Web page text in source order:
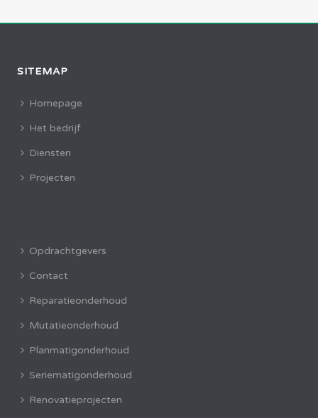
SITEMAP
Homepage
Het bedrijf
Diensten
Projecten
Opdrachtgevers
Contact
Reparatieonderhoud
Mutatieonderhoud
Planmatigonderhoud
Seriematigonderhoud
Renovatieprojecten